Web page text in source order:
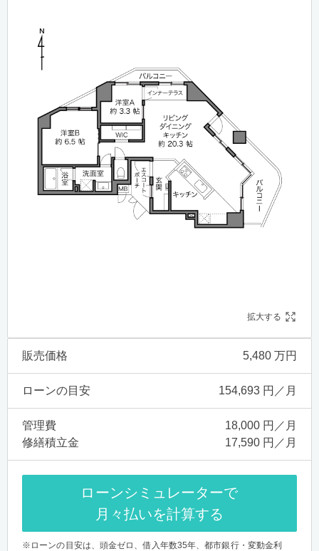
拡大する
販売価格 5,480 万円
ローンの目安 154,693 円／月
管理費
18,000 円／月
修繕積立金
17,590 円／月
ローンシミュレーターで
月々払いを計算する
※ローンの目安は、頭金ゼロ、借入年数35年、都市銀行・変動金利